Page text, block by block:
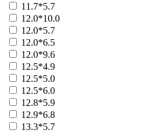
фонд Культуры
21084 - Госпожа Удача
Больше
Фонд образования
31003 - Миллионер
Больше
Фонд одаренных детей
21062 - Dendy
Фонд Святого Трифона
41074 - Точно в цель
11.7*5.7
12.0*10.0
12.0*5.7
12.0*6.5
12.0*9.6
12.5*4.9
12.5*5.0
12.5*6.0
12.8*5.9
12.9*6.8
13.3*5.7